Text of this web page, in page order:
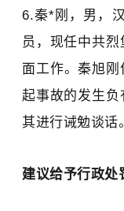
6.秦*刚，男，
员，现任中共烈
面工作。秦旭刚
起事故的发生负
其进行诫勉谈话
建议给予行政处